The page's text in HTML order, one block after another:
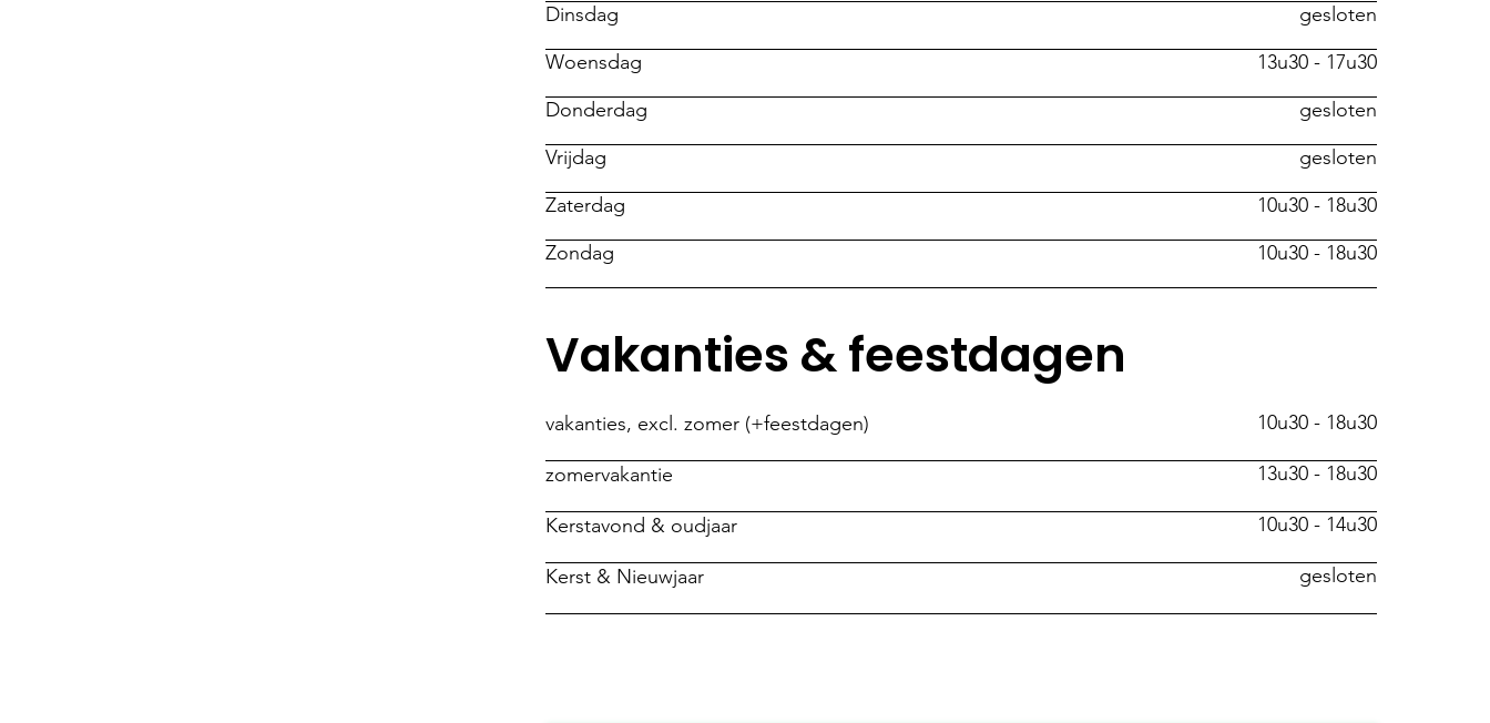
vakanties, excl. zomer (+feestdagen) 10u30 - 18u30
zomervakantie 13u30 - 18u30
Kerstavond & oudjaar 10u30 - 14u30
Kerst & Nieuwjaar gesloten
Vakanties & feestdagen
Dinsdag
gesloten
Woensdag
13u30 - 17u30
Donderdag
gesloten
Vrijdag
gesloten
Zaterdag
10u30 - 18u30
Zondag
10u30 - 18u30